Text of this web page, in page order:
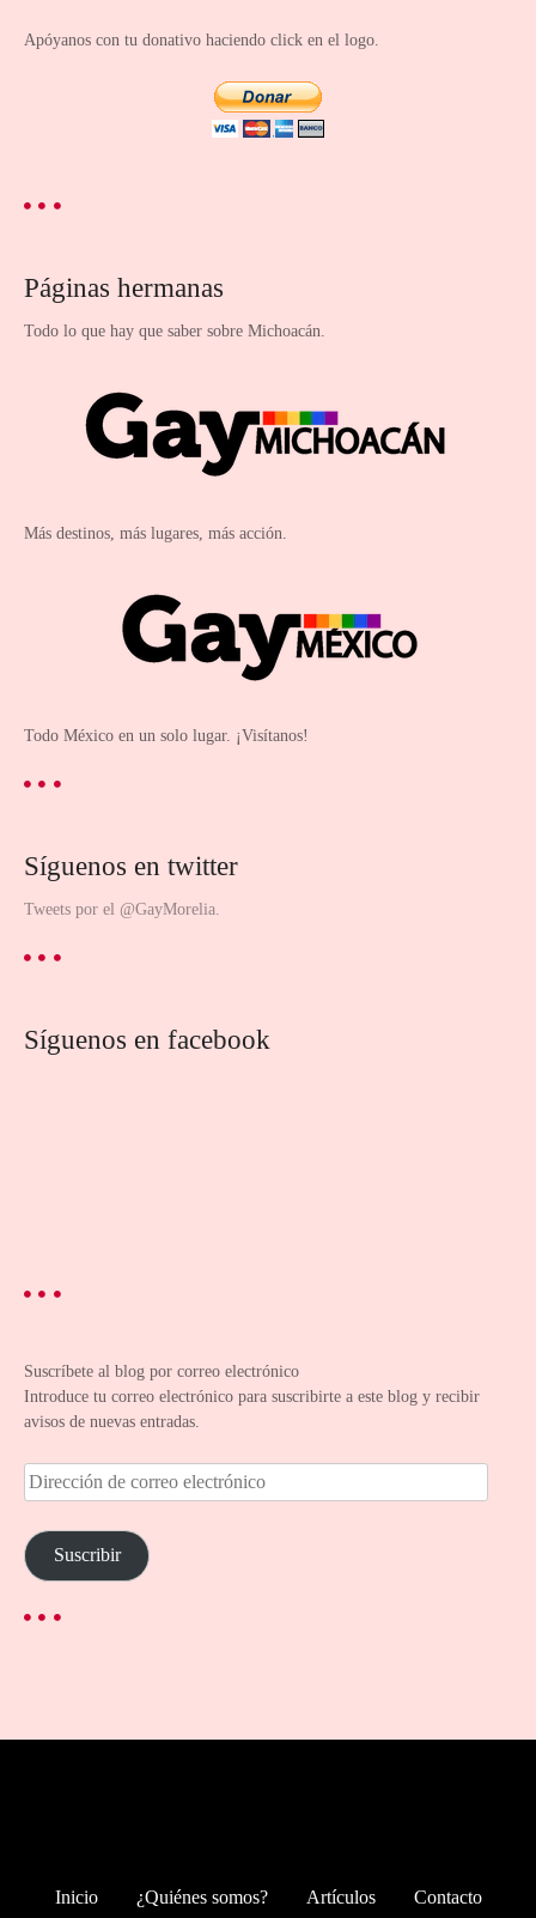
t
Apóyanos con tu donativo haciendo click en el logo.
Páginas hermanas
Todo lo que hay que saber sobre Michoacán.
Más destinos, más lugares, más acción.
Todo México en un solo lugar. ¡Visítanos!
Síguenos en twitter
Tweets por el @GayMorelia.
Síguenos en facebook
Suscríbete al blog por correo electrónico
Introduce tu correo electrónico para suscribirte a este blog y recibir
avisos de nuevas entradas.
D
i
e
c
i
Suscribir
Inicio ¿Quiénes somos? Artículos Contacto